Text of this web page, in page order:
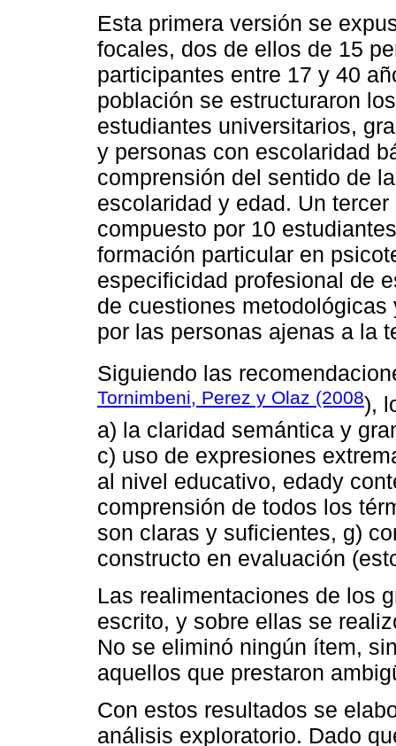
Esta primera versión se
focales, dos de ellos de 15
participantes entre 17 y 40
población se estructuraron
estudiantes universitarios,
y personas con escolaridad
comprensión del sentido de
escolaridad y edad. Un
compuesto por 10
formación particular en
especificidad profesional de
de cuestiones
por las personas ajenas a la
Siguiendo las
Tornimbeni, Perez y Olaz (2008),
a) la claridad semántica y
c) uso de expresiones
al nivel educativo, edady
comprensión de todos los
son claras y suficientes, g)
constructo en evaluación
Las realimentaciones de los
escrito, y sobre ellas se
No se eliminó ningún ítem,
aquellos que prestaron
Con estos resultados se
análisis exploratorio. Dado